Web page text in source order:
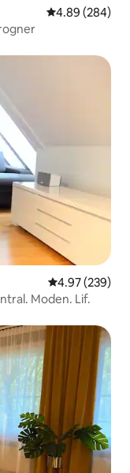
Penarafan
4.89 (284)
Penarafan
4.97 (239)
Moden. Lif.